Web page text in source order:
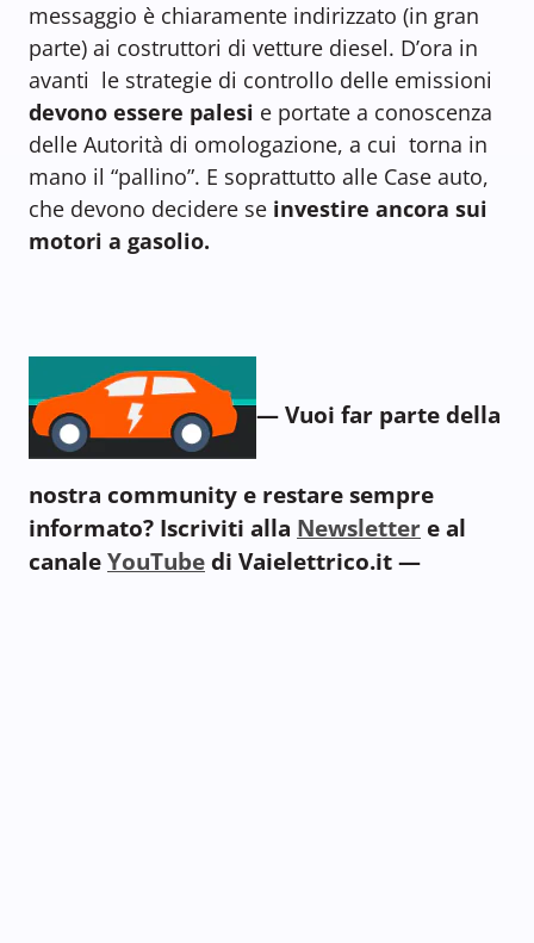
messaggio è chiaramente indirizzato (in gran
parte) ai costruttori di vetture diesel. D’ora in
avanti le strategie di controllo delle emissioni
devono essere palesi e portate a conoscenza
delle Autorità di omologazione, a cui torna in
mano il “pallino”. E soprattutto alle Case auto,
che devono decidere se investire ancora sui
motori a gasolio.
— Vuoi far parte della
nostra community e restare sempre
informato? Iscriviti alla Newsletter e al
canale YouTube di Vaielettrico.it —